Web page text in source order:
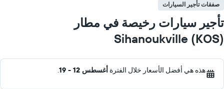
صفقات تأجير السيارات
تأجير سيارات رخيصة في مطار
Sihanoukville (KOS)
هذه هي أفضل الأسعار خلال الفترة أغسطس 12 - 19 .